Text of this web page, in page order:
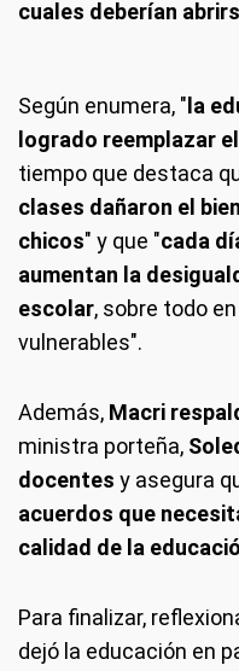
cuales deberían
Según enumera, " la
logrado reemplazar
tiempo que destaca
clases dañaron el
chicos" y que "cada
aumentan la
escolar, sobre todo
vulnerables".
Además, Macri
ministra porteña,
docentes y asegura
acuerdos que
calidad de la
Para finalizar,
dejó la educación en